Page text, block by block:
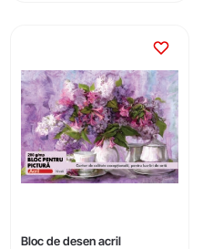
Bloc de desen acril